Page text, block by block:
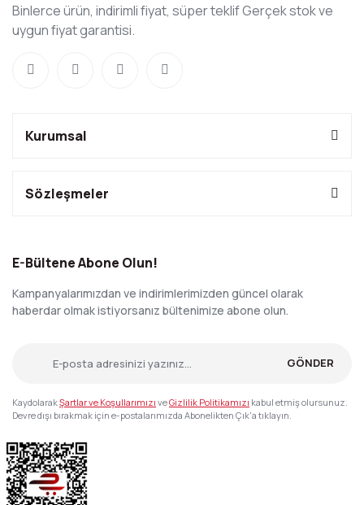
Binlerce ürün, indirimli fiyat, süper teklif Gerçek stok ve
uygun fiyat garantisi.
Kurumsal
Sözleşmeler
E-Bültene Abone Olun!
Kampanyalarımızdan ve indirimlerimizden güncel olarak
haberdar olmak istiyorsanız bültenimize abone olun.
GÖNDER
KaydolarakŞartlar ve Koşullarımızı veGizlilik Politikamızı kabul etmiş olursunuz.
Devre dışı bırakmak için e-postalarımızda Abonelikten Çık'a tıklayın.